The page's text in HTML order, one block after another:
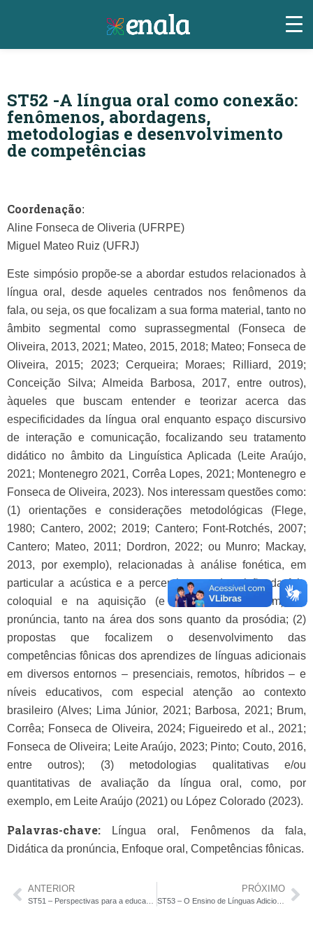
ST52 -A língua oral como conexão:
fenômenos, abordagens,
metodologias e desenvolvimento
de competências
Coordenação:
Aline Fonseca de Oliveria (UFRPE)
Miguel Mateo Ruiz (UFRJ)
Este simpósio propõe-se a abordar estudos relacionados à
língua oral, desde aqueles centrados nos fenômenos da
fala, ou seja, os que focalizam a sua forma material, tanto no
âmbito segmental como suprassegmental (Fonseca de
Oliveira, 2013, 2021; Mateo, 2015, 2018; Mateo; Fonseca de
Oliveira, 2015; 2023; Cerqueira; Moraes; Rilliard, 2019;
Conceição Silva; Almeida Barbosa, 2017, entre outros),
àqueles que buscam entender e teorizar acerca das
especificidades da língua oral enquanto espaço discursivo
de interação e comunicação, focalizando seu tratamento
didático no âmbito da Linguística Aplicada (Leite Araújo,
2021; Montenegro 2021, Corrêa Lopes, 2021; Montenegro e
Fonseca de Oliveira, 2023). Nos interessam questões como:
(1) orientações e considerações metodológicas (Flege,
1980; Cantero, 2002; 2019; Cantero; Font-Rotchés, 2007;
Cantero; Mateo, 2011; Dordron, 2022; ou Munro; Mackay,
2013, por exemplo), relacionadas à análise fonética, em
particular a acústica e a perceptiva, na descrição da fala
coloquial e na aquisição (e ensino/aprendizagem) da
pronúncia, tanto na área dos sons quanto da prosódia; (2)
propostas que focalizem o desenvolvimento das
competências fônicas dos aprendizes de línguas adicionais
em diversos entornos – presenciais, remotos, híbridos – e
níveis educativos, com especial atenção ao contexto
brasileiro (Alves; Lima Júnior, 2021; Barbosa, 2021; Brum,
Corrêa; Fonseca de Oliveira, 2024; Figueiredo et al., 2021;
Fonseca de Oliveira; Leite Araújo, 2023; Pinto; Couto, 2016,
entre outros); (3) metodologias qualitativas e/ou
quantitativas de avaliação da língua oral, como, por
exemplo, em Leite Araújo (2021) ou López Colorado (2023).
Palavras-chave: Língua oral, Fenômenos da fala,
Didática da pronúncia, Enfoque oral, Competências fônicas.
ANTERIOR PRÓXIMO
ST53 – O Ensino de Línguas Adicionais no Contexto Brasileiro: Reflexões sobre Diversidade, Interculturalidade e a Formação Docente